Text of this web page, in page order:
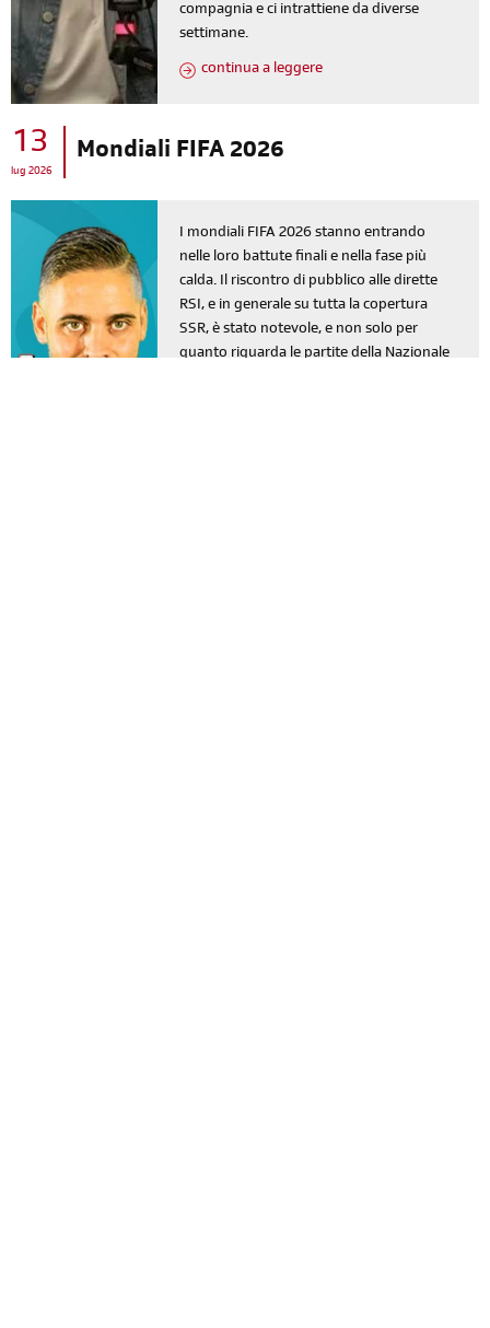
compagnia e ci intrattiene da diverse
settimane.
continua a leggere
13
lug 2026
Mondiali FIFA 2026
I mondiali FIFA 2026 stanno entrando
nelle loro battute finali e nella fase più
calda. Il riscontro di pubblico alle dirette
RSI, e in generale su tutta la copertura
SSR, è stato notevole, e non solo per
quanto riguarda le partite della Nazionale